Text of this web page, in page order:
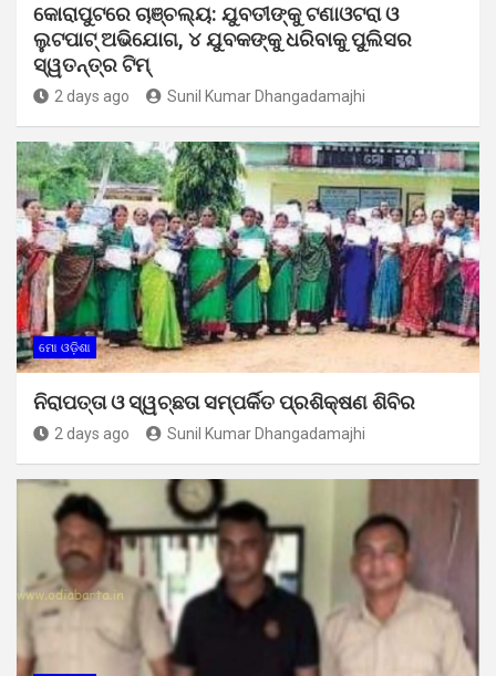
କୋରାପୁଟରେ ଚାଞ୍ଚଲ୍ୟ: ଯୁବତୀଙ୍କୁ ଟଣାଓଟରା ଓ
ଲୁଟପାଟ୍ ଅଭିଯୋଗ, ୪ ଯୁବକଙ୍କୁ ଧରିବାକୁ ପୁଲିସର
ସ୍ୱତନ୍ତ୍ର ଟିମ୍
2 days ago Sunil Kumar Dhangadamajhi
ମୋ ଓଡ଼ିଶା
ନିରାପତ୍ତା ଓ ସ୍ୱଚ୍ଛତା ସମ୍ପର୍କିତ ପ୍ରଶିକ୍ଷଣ ଶିବିର
2 days ago Sunil Kumar Dhangadamajhi